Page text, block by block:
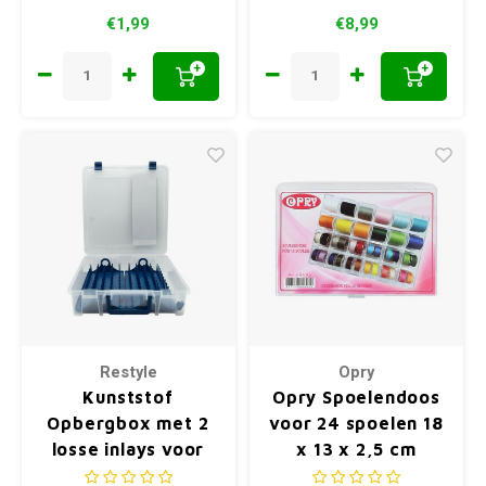
€1,99
+
€8,99
+
Restyle
Kunststof
Opbergbox met 2
losse inlays voor
naaigaren
Opry
Opry Spoelendoos
voor 24 spoelen 18
x 13 x 2,5 cm